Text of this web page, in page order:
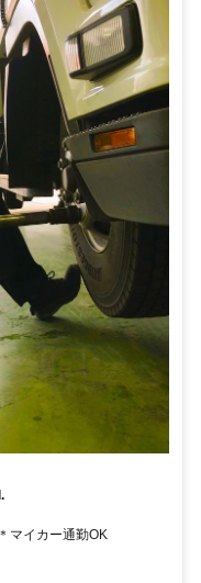
マイカー通勤OK